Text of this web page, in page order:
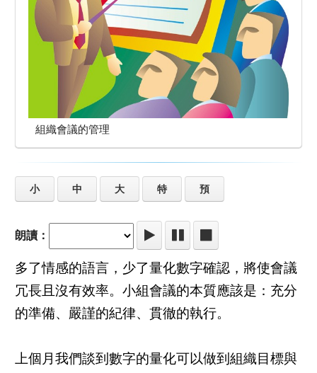
組織會議的管理
小 中 大 特 預
朗讀：
多了情感的語言，少了量化數字確認，將使會議
冗長且沒有效率。小組會議的本質應該是：充分
的準備、嚴謹的紀律、貫徹的執行。
上個月我們談到數字的量化可以做到組織目標與